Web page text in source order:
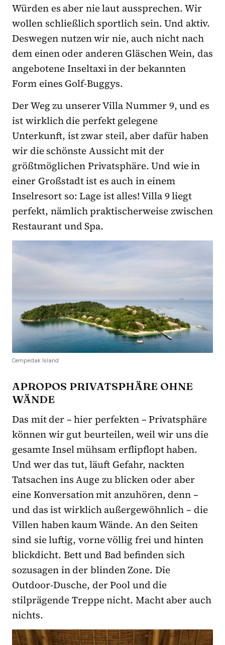
Würden es aber nie laut aussprechen. Wir
wollen schließlich sportlich sein. Und aktiv.
Deswegen nutzen wir nie, auch nicht nach
dem einen oder anderen Gläschen Wein, das
angebotene Inseltaxi in der bekannten
Form eines Golf-Buggys.
Der Weg zu unserer Villa Nummer 9, und es
ist wirklich die perfekt gelegene
Unterkunft, ist zwar steil, aber dafür haben
wir die schönste Aussicht mit der
größtmöglichen Privatsphäre. Und wie in
einer Großstadt ist es auch in einem
Inselresort so: Lage ist alles! Villa 9 liegt
perfekt, nämlich praktischerweise zwischen
Restaurant und Spa.
Cempedak Island
APROPOS PRIVATSPHÄRE OHNE
WÄNDE
Das mit der – hier perfekten – Privatsphäre
können wir gut beurteilen, weil wir uns die
gesamte Insel mühsam erflipflopt haben.
Und wer das tut, läuft Gefahr, nackten
Tatsachen ins Auge zu blicken oder aber
eine Konversation mit anzuhören, denn –
und das ist wirklich außergewöhnlich – die
Villen haben kaum Wände. An den Seiten
sind sie luftig, vorne völlig frei und hinten
blickdicht. Bett und Bad befinden sich
sozusagen in der blinden Zone. Die
Outdoor-Dusche, der Pool und die
stilprägende Treppe nicht. Macht aber auch
nichts.